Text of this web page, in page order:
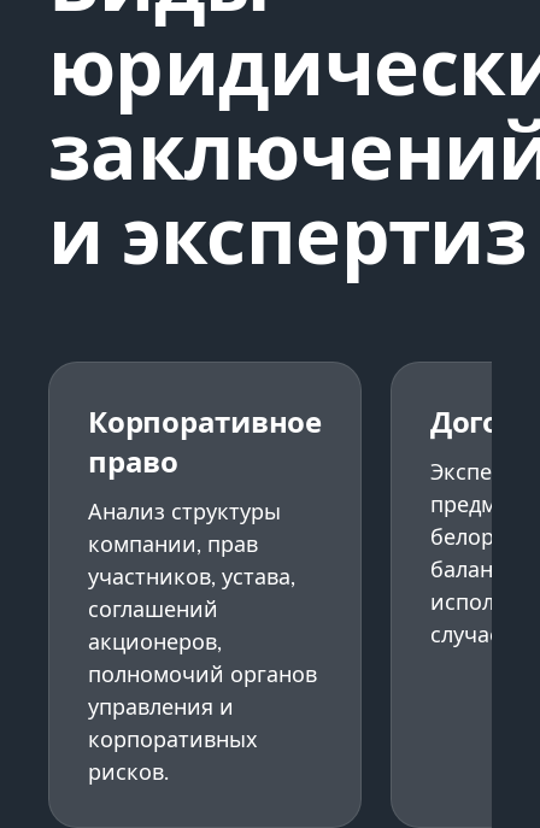
и экспертиз
Корпоративное
право
Анализ структуры
компании, прав
участников, устава,
соглашений
акционеров,
полномочий органов
управления и
корпоративных
рисков.
предмет
баланса
случае